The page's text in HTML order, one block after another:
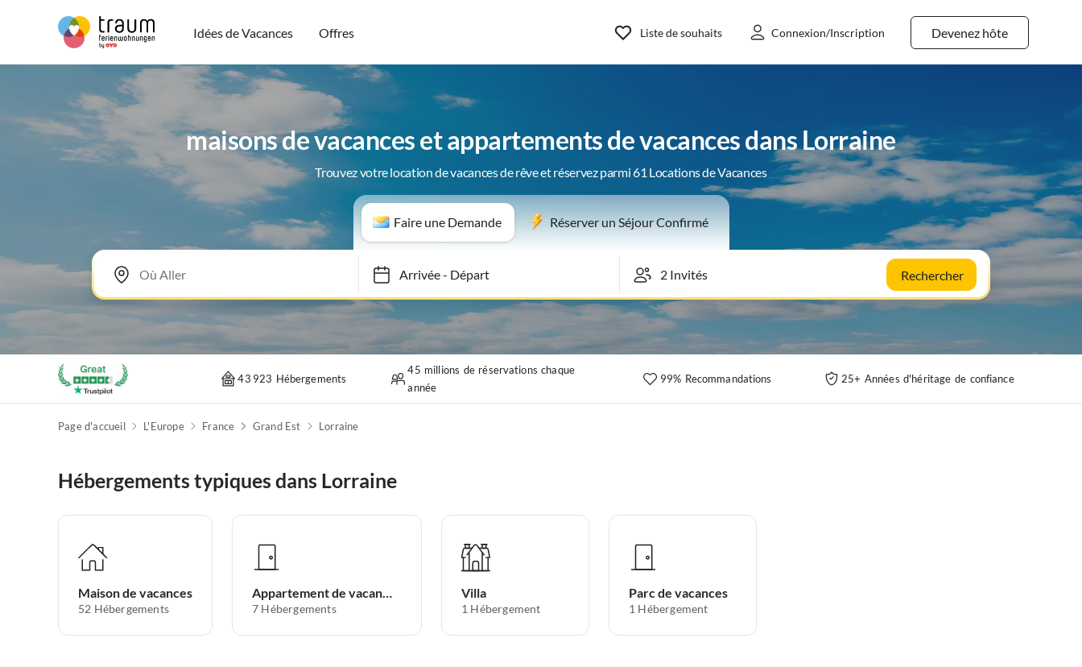
Idées de Vacances Offres Devenez hôte
Liste de souhaits Connexion/Inscription
maisons de vacances et appartements de vacances dans Lorraine
Trouvez votre location de vacances de rêve et réservez parmi 61 Locations de Vacances
Faire une Demande Réserver un Séjour Confirmé
Arrivée-Départ Rechercher
43 923 Hébergements
45 millions de réservations chaque
année
99% Recommandations 25+ Années d'héritage de confiance
Page d'accueil L'Europe France Grand Est Lorraine
Hébergements typiques dans Lorraine
Maison de vacances
52 Hébergements
Appartement de vacances
7 Hébergements
Villa
1 Hébergement
Parc de vacances
1 Hébergement